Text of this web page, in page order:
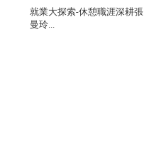
就業大探索-休憩職涯深耕張
曼玲...